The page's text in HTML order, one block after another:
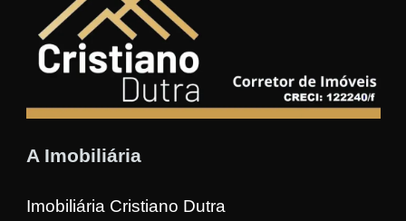
A Imobiliária
Imobiliária Cristiano Dutra